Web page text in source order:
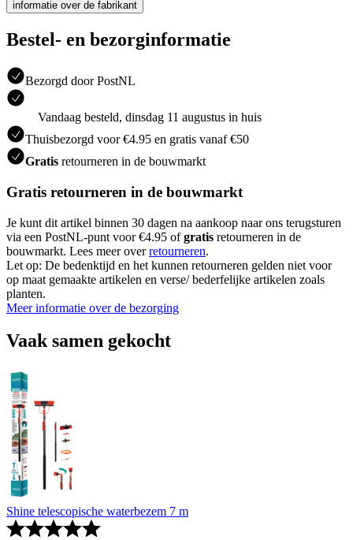
informatie over de fabrikant
Bestel- en bezorginformatie
Bezorgd door PostNL
Vandaag besteld, dinsdag 11 augustus in huis
Thuisbezorgd voor €4.95 en gratis vanaf €50
Gratis retourneren in de bouwmarkt
Gratis retourneren in de bouwmarkt
Je kunt dit artikel binnen 30 dagen na aankoop naar ons terugsturen
via een PostNL-punt voor €4.95 ofgratis retourneren in de
bouwmarkt. Lees meer overretourneren.
Let op: De bedenktijd en het kunnen retourneren gelden niet voor
op maat gemaakte artikelen en verse/ bederfelijke artikelen zoals
planten.
Meer informatie over de bezorging
Vaak samen gekocht
Shine telescopische waterbezem 7 m